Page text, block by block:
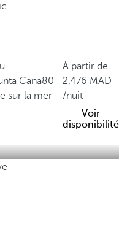
Cana80
sur la mer
À partir de
2,476
/nuit
Voir
disponibilité